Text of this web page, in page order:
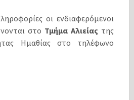
οι ενδιαφερόμενοι
στο Τμήμα Αλιείας της
Ημαθίας στο τηλέφωνο